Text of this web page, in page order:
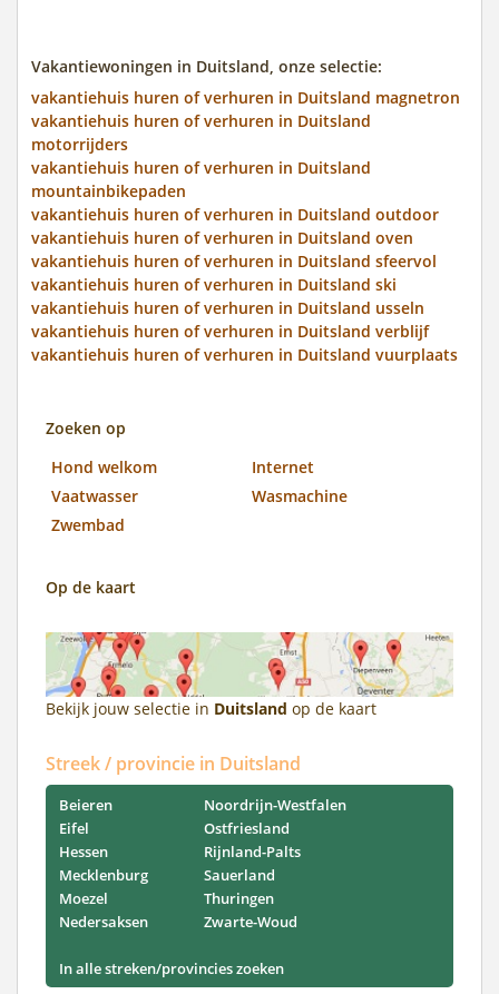
Vakantiewoningen in Duitsland, onze selectie:
vakantiehuis huren of verhuren in Duitsland magnetron
vakantiehuis huren of verhuren in Duitsland
motorrijders
vakantiehuis huren of verhuren in Duitsland
mountainbikepaden
vakantiehuis huren of verhuren in Duitsland outdoor
vakantiehuis huren of verhuren in Duitsland oven
vakantiehuis huren of verhuren in Duitsland sfeervol
vakantiehuis huren of verhuren in Duitsland ski
vakantiehuis huren of verhuren in Duitsland usseln
vakantiehuis huren of verhuren in Duitsland verblijf
vakantiehuis huren of verhuren in Duitsland vuurplaats
Zoeken op
Hond welkom
Internet
Vaatwasser
Wasmachine
Zwembad
Op de kaart
Bekijk jouw selectie in Duitsland op de kaart
Streek / provincie in Duitsland
Beieren
Eifel
Hessen
Mecklenburg
Moezel
Nedersaksen
Noordrijn-Westfalen
Ostfriesland
Rijnland-Palts
Sauerland
Thuringen
Zwarte-Woud
In alle streken/provincies zoeken